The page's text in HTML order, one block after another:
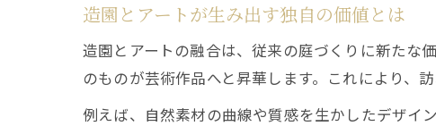
造園とアートが生み出す独自の価値とは
造園とアートの融合は、従来の庭づくりに新たな
のものが芸術作品へと昇華します。これにより、
例えば、自然素材の曲線や質感を生かしたデザイ